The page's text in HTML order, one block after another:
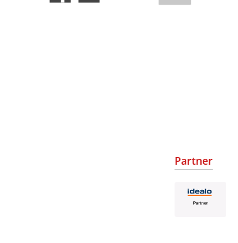
Partner